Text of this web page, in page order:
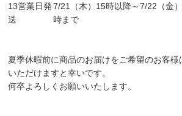
13営業日発
送
7/21（木）15時以降～7/22（金
時まで
夏季休暇前に商品のお届けをご希望のお客
いただけますと幸いです。
何卒よろしくお願いいたします。